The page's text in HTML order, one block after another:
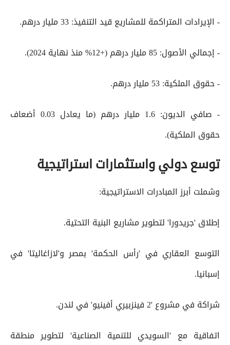
- الإيرادات المتراكمة للمشاريع قيد التنفيذ: 33 مليار درهم.
- إجمالي الأصول: 85 مليار درهم (+12% منذ نهاية 2024).
- حقوق الملكية: 53 مليار درهم.
- صافي الديون: 1.6 مليار درهم (ما يعادل 0.03 أضعاف
حقوق الملكية).
توسع دولي واستثمارات استراتيجية
وشملت أبرز المبادرات الاستراتيجية:
إطلاق 'جريدورا' لتطوير مشاريع البنية التحتية.
التوسع العقاري في 'رأس الحكمة' بمصر و'لازاغاليتا' في
إسبانيا.
شراكة في مشروع '2 فينزبيري أفينيو' في لندن.
اتفاقية مع 'السويدي للتنمية الصناعية' لتطوير منطقة